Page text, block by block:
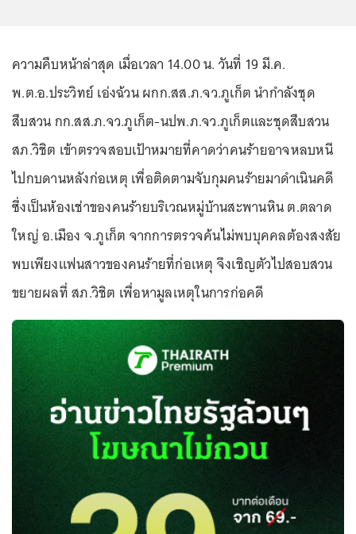
ความคืบหน้าล่าสุด เมื่อเวลา 14.00 น. วันที่ 19 มี.ค.
พ.ต.อ.ประวิทย์ เอ่งฉ้วน ผกก.สส.ภ.จว.ภูเก็ต นำกำลังชุด
สืบสวน กก.สส.ภ.จว.ภูเก็ต-นปพ.ภ.จว.ภูเก็ตและชุดสืบสวน
สภ.วิชิต เข้าตรวจสอบเป้าหมายที่คาดว่าคนร้ายอาจหลบหนี
ไปกบดานหลังก่อเหตุ เพื่อติดตามจับกุมคนร้ายมาดำเนินคดี
ซึ่งเป็นห้องเช่าของคนร้ายบริเวณหมู่บ้านสะพานหิน ต.ตลาด
ใหญ่ อ.เมือง จ.ภูเก็ต จากการตรวจค้นไม่พบบุคคลต้องสงสัย
พบเพียงแฟนสาวของคนร้ายที่ก่อเหตุ จึงเชิญตัวไปสอบสวน
ขยายผลที่ สภ.วิชิต เพื่อหามูลเหตุในการก่อคดี